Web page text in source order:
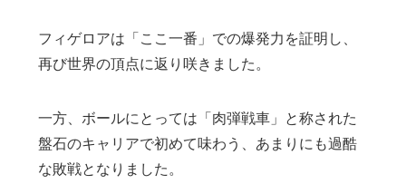
フィゲロアは「ここ一番」での爆発力を証明し、
再び世界の頂点に返り咲きました。
一方、ボールにとっては「肉弾戦車」と称された
盤石のキャリアで初めて味わう、あまりにも過酷
な敗戦となりました。